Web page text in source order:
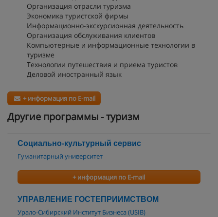
Организация отрасли туризма
Экономика туристской фирмы
Информационно-экскурсионная деятельность
Организация обслуживания клиентов
Компьютерные и информационные технологии в
туризме
Технологии путешествия и приема туристов
Деловой иностранный язык
+ информация по E-mail
Другие программы - туризм
Социально-культурный сервис
Гуманитарный университет
+ информация по E-mail
УПРАВЛЕНИЕ ГОСТЕПРИИМСТВОМ
Урало-Сибирский Институт Бизнеса (USIB)